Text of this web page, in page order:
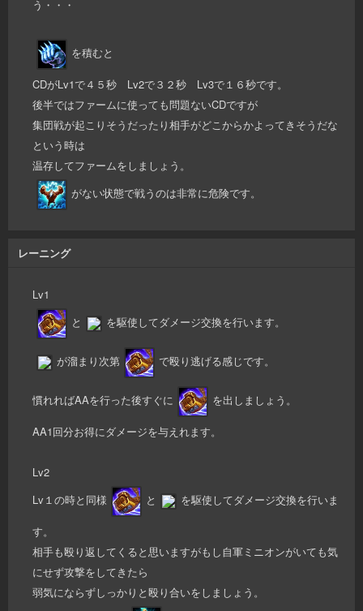
う・・・
を積むと
CDがLv1で４５秒 Lv2で３２秒 Lv3で１６秒です。
後半ではファームに使っても問題ないCDですが
集団戦が起こりそうだったり相手がどこからかよってきそうだな
という時は
温存してファームをしましょう。
がない状態で戦うのは非常に危険です。
レーニング
Lv1
と
を駆使してダメージ交換を行います。
が溜まり次第 で殴り逃げる感じです。
慣れればAAを行った後すぐに を出しましょう。
AA1回分お得にダメージを与えれます。
Lv2
Lv１の時と同様
と を駆使してダメージ交換を行いま
す。
相手も殴り返してくると思いますがもし自軍ミニオンがいても気
にせず攻撃をしてきたら
弱気にならずしっかりと殴り合いをしましょう。